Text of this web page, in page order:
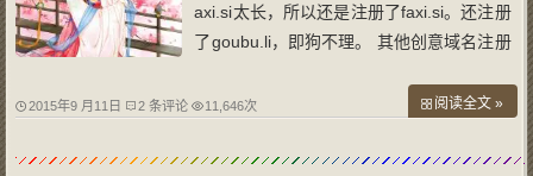
axi.si太长，所以还是注册了faxi.si。还注册
了goubu.li，即狗不理。 其他创意域名注册
黔东南门户网，qdn.site黔东南门户网和dot
机为国外主机，速度很慢，前期只
2015年9 月11日 2 条评论 11,646次 阅读全文 »